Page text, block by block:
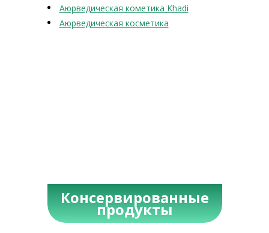
Аюрведическая кометика Khadi
Аюрведическая косметика
Консервированные
продукты